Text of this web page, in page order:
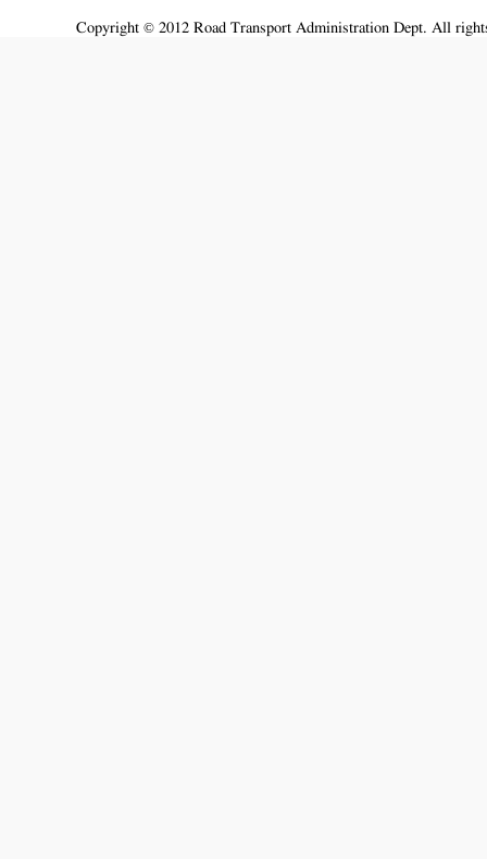
Copyright © 2012 Road Transport Administration Dept. All